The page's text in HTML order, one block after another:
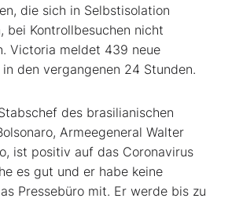
die sich in Selbstisolation
bei Kontrollbesuchen nicht
Victoria meldet 439 neue
den vergangenen 24 Stunden.
des brasilianischen
Armeegeneral Walter
ist positiv auf das Coronavirus
es gut und er habe keine
Pressebüro mit. Er werde bis zu